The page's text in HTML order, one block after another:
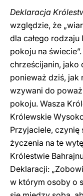
Deklaracja
względzie, że
dla całego rodzaju
pokoju na
chrześcijanin, jako
ponieważ dziś, jak
wzywani do
pokoju. Wasza
Królewskie
Przyjaciele, czynię
życzenia na te
Królestwie
Deklaracji:
w którym osoby o